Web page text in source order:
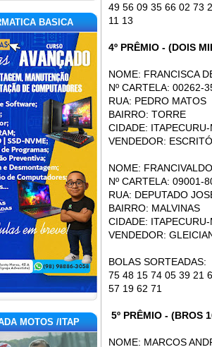
BASICA
MOTOS /ITAP
49 56 09 35 66 02 73
11 13
4º PRÊMIO - (DOIS
NOME: FRANCISCA
Nº CARTELA: 00262-
RUA:
BAIRRO: TORRE
CIDADE:
VENDEDOR:
NOME:
Nº CARTELA: 09001-
RUA:
BAIRRO: MALVINAS
CIDADE:
VENDEDOR:
BOLAS
75 48 15 74 05 39 21
57 19 62 71
5º PRÊMIO - (BROS
NOME: MARCOS